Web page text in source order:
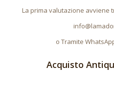
La prima valutazione avviene
o Tramite
Acquisto